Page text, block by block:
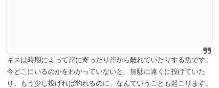
キスは時期によって岸に寄ったり岸から離れていたりする魚です。
今どこにいるのかをわかっていないと、無駄に遠くに投げていた
り、もう少し投げれば釣れるのに、なんていうことも起こります。